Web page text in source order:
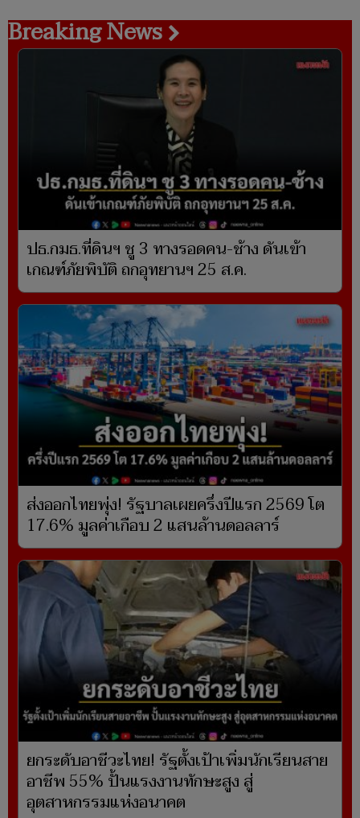
Breaking News
ปธ.กมธ.ที่ดินฯ ชู 3 ทางรอดคน-ช้าง ดันเข้า
เกณฑ์ภัยพิบัติ ถกอุทยานฯ 25 ส.ค.
ส่งออกไทยพุ่ง! รัฐบาลเผยครึ่งปีแรก 2569 โต
17.6% มูลค่าเกือบ 2 แสนล้านดอลลาร์
ยกระดับอาชีวะไทย! รัฐตั้งเป้าเพิ่มนักเรียนสาย
อาชีพ 55% ปั้นแรงงานทักษะสูง สู่
อุตสาหกรรมแห่งอนาคต